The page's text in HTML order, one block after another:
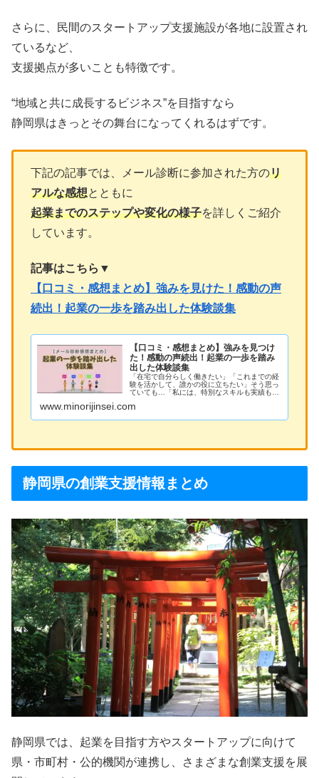
さらに、民間のスタートアップ支援施設が各地に設置され
ているなど、
支援拠点が多いことも特徴です。
“地域と共に成長するビジネス”を目指すなら
静岡県はきっとその舞台になってくれるはずです。
下記の記事では、メール診断に参加された方のリ
アルな感想とともに
起業までのステップや変化の様子を詳しくご紹介
しています。
記事はこちら ▼
【口コミ・感想まとめ】強みを見けた！感動の声
続出！起業の一歩を踏み出した体験談集
【口コミ・感想まとめ】強みを見つけ
た！感動の声続出！起業の一歩を踏み
出した体験談集
「在宅で自分らしく働きたい」「これまでの経
験を活かして、誰かの役に立ちたい」そう思っ
ていても…「私には、特別なスキルも実績もな
「起業したいけど、何から始めればいいの？」
www.minorijinsei.com
静岡県の創業支援情報まとめ
静岡県では、起業を目指す方やスタートアップに向けて
県・市町村・公的機関が連携し、さまざまな創業支援を展